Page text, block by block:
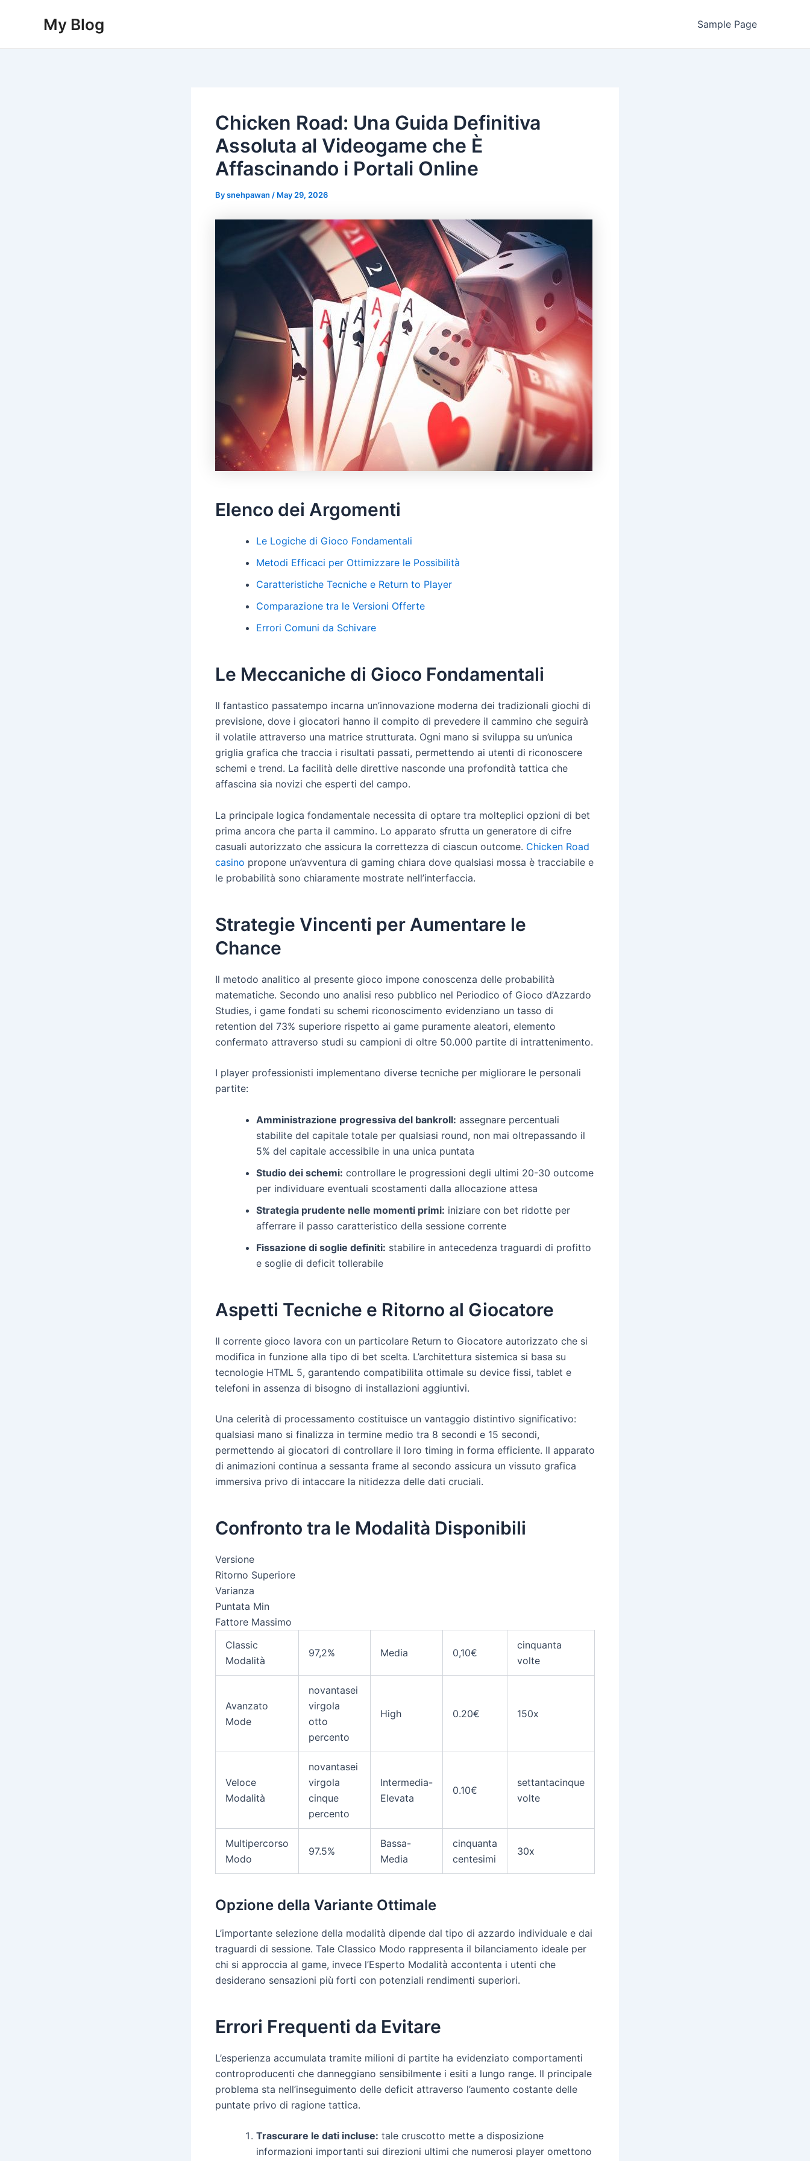
My Blog Sample Page
Chicken Road: Una Guida Definitiva
Assoluta al Videogame che È
Affascinando i Portali Online
Bysnehpawan / May 29, 2026
Elenco dei Argomenti
Le Logiche di Gioco Fondamentali
Metodi Efficaci per Ottimizzare le Possibilità
Caratteristiche Tecniche e Return to Player
Comparazione tra le Versioni Offerte
Errori Comuni da Schivare
Le Meccaniche di Gioco Fondamentali
Il fantastico passatempo incarna un’innovazione moderna dei tradizionali giochi di
previsione, dove i giocatori hanno il compito di prevedere il cammino che seguirà
il volatile attraverso una matrice strutturata. Ogni mano si sviluppa su un’unica
griglia grafica che traccia i risultati passati, permettendo ai utenti di riconoscere
schemi e trend. La facilità delle direttive nasconde una profondità tattica che
affascina sia novizi che esperti del campo.
La principale logica fondamentale necessita di optare tra molteplici opzioni di bet
prima ancora che parta il cammino. Lo apparato sfrutta un generatore di cifre
casuali autorizzato che assicura la correttezza di ciascun outcome. Chicken Road
casino propone un’avventura di gaming chiara dove qualsiasi mossa è tracciabile e
le probabilità sono chiaramente mostrate nell’interfaccia.
Strategie Vincenti per Aumentare le
Chance
Il metodo analitico al presente gioco impone conoscenza delle probabilità
matematiche. Secondo uno analisi reso pubblico nel Periodico of Gioco d’Azzardo
Studies, i game fondati su schemi riconoscimento evidenziano un tasso di
retention del 73% superiore rispetto ai game puramente aleatori, elemento
confermato attraverso studi su campioni di oltre 50.000 partite di intrattenimento.
I player professionisti implementano diverse tecniche per migliorare le personali
partite:
Amministrazione progressiva del bankroll: assegnare percentuali
stabilite del capitale totale per qualsiasi round, non mai oltrepassando il
5% del capitale accessibile in una unica puntata
Studio dei schemi: controllare le progressioni degli ultimi 20-30 outcome
per individuare eventuali scostamenti dalla allocazione attesa
Strategia prudente nelle momenti primi: iniziare con bet ridotte per
afferrare il passo caratteristico della sessione corrente
Fissazione di soglie definiti: stabilire in antecedenza traguardi di profitto
e soglie di deficit tollerabile
Aspetti Tecniche e Ritorno al Giocatore
Il corrente gioco lavora con un particolare Return to Giocatore autorizzato che si
modifica in funzione alla tipo di bet scelta. L’architettura sistemica si basa su
tecnologie HTML 5, garantendo compatibilita ottimale su device fissi, tablet e
telefoni in assenza di bisogno di installazioni aggiuntivi.
Una celerità di processamento costituisce un vantaggio distintivo significativo:
qualsiasi mano si finalizza in termine medio tra 8 secondi e 15 secondi,
permettendo ai giocatori di controllare il loro timing in forma efficiente. Il apparato
di animazioni continua a sessanta frame al secondo assicura un vissuto grafica
immersiva privo di intaccare la nitidezza delle dati cruciali.
Confronto tra le Modalità Disponibili
Versione
Ritorno Superiore
Varianza
Puntata Min
Fattore Massimo
Classic
Modalità
97,2% Media 0,10€
cinquanta
volte
Avanzato
Mode
novantasei
virgola
otto
percento
High 0.20€ 150x
Veloce
Modalità
novantasei
virgola
cinque
percento
Intermedia-
Elevata
0.10€
settantacinque
volte
Multipercorso
Modo
97.5%
Bassa-
Media
cinquanta
centesimi
30x
Opzione della Variante Ottimale
L’importante selezione della modalità dipende dal tipo di azzardo individuale e dai
traguardi di sessione. Tale Classico Modo rappresenta il bilanciamento ideale per
chi si approccia al game, invece l’Esperto Modalità accontenta i utenti che
desiderano sensazioni più forti con potenziali rendimenti superiori.
Errori Frequenti da Evitare
L’esperienza accumulata tramite milioni di partite ha evidenziato comportamenti
controproducenti che danneggiano sensibilmente i esiti a lungo range. Il principale
problema sta nell’inseguimento delle deficit attraverso l’aumento costante delle
puntate privo di ragione tattica.
Trascurare le dati incluse: tale cruscotto mette a disposizione
informazioni importanti sui direzioni ultimi che numerosi player omettono